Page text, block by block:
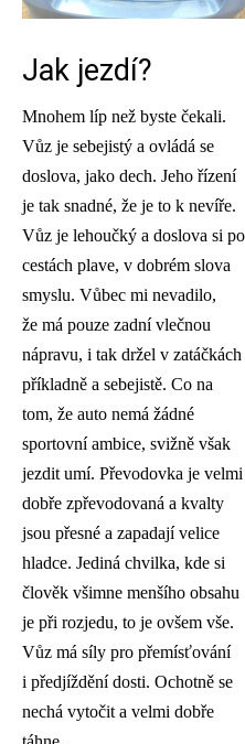
Jak jezdí?
Mnohem líp než byste čekali.
Vůz je sebejistý a ovládá se
doslova, jako dech. Jeho řízení
je tak snadné, že je to k nevíře.
Vůz je lehoučký a doslova si po
cestách plave, v dobrém slova
smyslu. Vůbec mi nevadilo,
že má pouze zadní vlečnou
nápravu, i tak držel v zatáčkách
příkladně a sebejistě. Co na
tom, že auto nemá žádné
sportovní ambice, svižně však
jezdit umí. Převodovka je velmi
dobře zpřevodovaná a kvalty
jsou přesné a zapadají velice
hladce. Jediná chvilka, kde si
člověk všimne menšího obsahu
je při rozjedu, to je ovšem vše.
Vůz má síly pro přemísťování
i předjíždění dosti. Ochotně se
nechá vytočit a velmi dobře